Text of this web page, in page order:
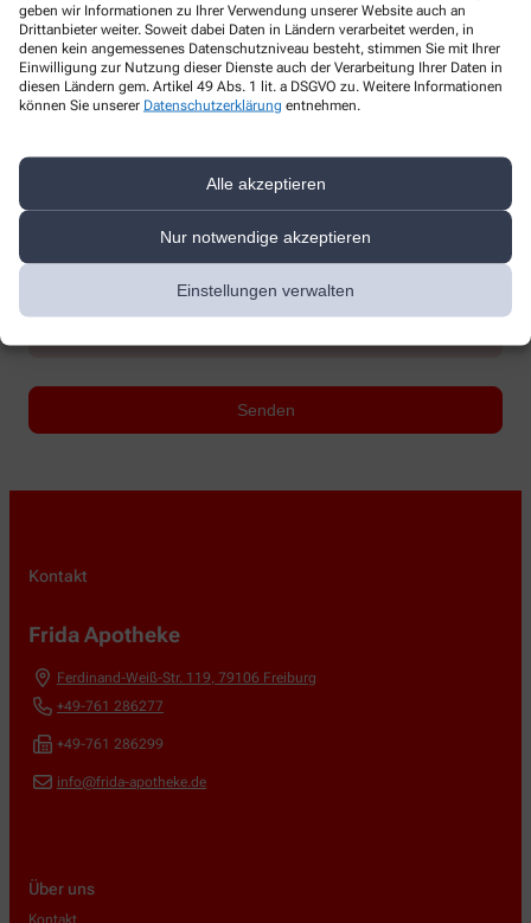
geben wir Informationen zu Ihrer Verwendung unserer Website auch an
Drittanbieter weiter. Soweit dabei Daten in Ländern verarbeitet werden, in
denen kein angemessenes Datenschutzniveau besteht, stimmen Sie mit Ihrer
Einwilligung zur Nutzung dieser Dienste auch der Verarbeitung Ihrer Daten in
diesen Ländern gem. Artikel 49 Abs. 1 lit. a DSGVO zu. Weitere Informationen
können Sie unserer Datenschutzerklärung entnehmen.
Alle akzeptieren
Nur notwendige akzeptieren
Einstellungen verwalten
* Bitte füllen Sie die Pflichtfelder aus
Ich erkläre mich damit einverstanden, dass die von mir angegebenen
Daten elektronisch erfasst und gespeichert und meine Daten an die
von mir ausgesuchte Apotheke übergeben werden. Rechtsgrundlage
Ihre Daten werden ausschließlich zur Bearbeitung Ihrer Anfrage
verwendet. Weitere Informationen zum Datenschutz finden Sie unter
Sind Sie ein Mensch? Dann wählen Sie bitte
Kontakt
Frida Apotheke
Ferdinand-Weiß-Str. 119, 79106 Freiburg
+49-761 286277
+49-761 286299
info@frida-apotheke.de
Über uns
Kontakt